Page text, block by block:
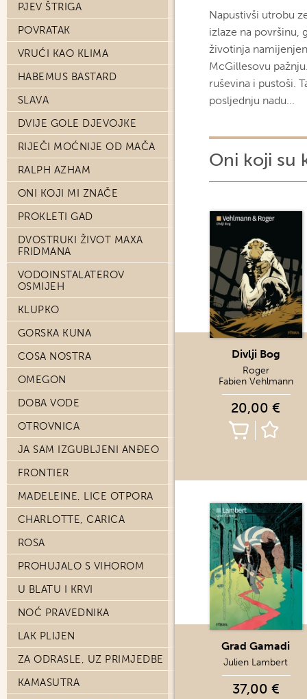
PJEV ŠTRIGA
POVRATAK
VRUĆI KAO KLIMA
HABEMUS BASTARD
SLAVA
DVIJE GOLE DJEVOJKE
RIJEČI MOĆNIJE OD MAČA
RALPH AZHAM
ONI KOJI MI ZNAČE
PROKLETI GAD
DVOSTRUKI ŽIVOT MAXA
FRIDMANA
VODOINSTALATEROV
OSMIJEH
KLUPKO
GORSKA KUNA
COSA NOSTRA
OMEGON
DOBA VODE
OTROVNICA
JA SAM IZGUBLJENI ANĐEO
FRONTIER
MADELEINE, LICE OTPORA
CHARLOTTE, CARICA
ROSA
PROHUJALO S VIHOROM
U BLATU I KRVI
NOĆ PRAVEDNIKA
LAK PLIJEN
ZA ODRASLE, UZ PRIMJEDBE
KAMASUTRA
Napustivši utrobu
izlaze na površinu,
životinja
McGillesovu
ruševina i pustoši.
posljednju nadu...
Oni koji su
Divlji Bog
Roger
Fabien Vehlmann
20,00 €
Grad Gamadi
Julien Lambert
37,00 €